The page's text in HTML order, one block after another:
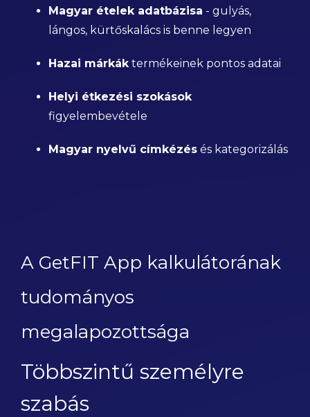
Magyar ételek adatbázisa - gulyás,
lángos, kürtőskalács is benne legyen
Hazai márkáktermékeinek pontos adatai
Helyi étkezési szokások
figyelembevétele
Magyar nyelvű címkézés és kategorizálás
A GetFIT App kalkulátorának
tudományos
megalapozottsága
Többszintű személyre
szabás